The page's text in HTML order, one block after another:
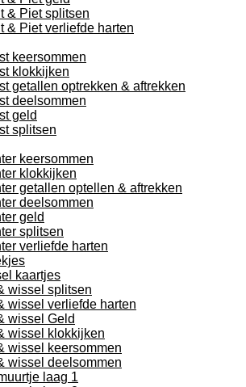
& Piet splitsen
& Piet verliefde harten
keersommen
klokkijken
getallen optrekken & aftrekken
deelsommen
geld
splitsen
keersommen
klokkijken
getallen optellen & aftrekken
deelsommen
geld
splitsen
verliefde harten
kaartjes
wissel splitsen
wissel verliefde harten
wissel Geld
wissel klokkijken
wissel keersommen
wissel deelsommen
laag 1